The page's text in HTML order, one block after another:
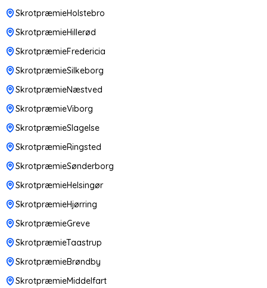
SkrotpræmieHolstebro
SkrotpræmieHillerød
SkrotpræmieFredericia
SkrotpræmieSilkeborg
SkrotpræmieNæstved
SkrotpræmieViborg
SkrotpræmieSlagelse
SkrotpræmieRingsted
SkrotpræmieSønderborg
SkrotpræmieHelsingør
SkrotpræmieHjørring
SkrotpræmieGreve
SkrotpræmieTaastrup
SkrotpræmieBrøndby
SkrotpræmieMiddelfart